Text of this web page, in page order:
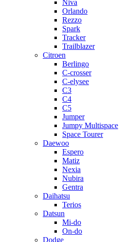
Niva
Orlando
Rezzo
Spark
Tracker
Trailblazer
Citroen
Berlingo
C-crosser
C-elysee
C3
C4
C5
Jumper
Jumpy Multispace
Space Tourer
Daewoo
Espero
Matiz
Nexia
Nubira
Gentra
Daihatsu
Terios
Datsun
Mi-do
On-do
Dodge